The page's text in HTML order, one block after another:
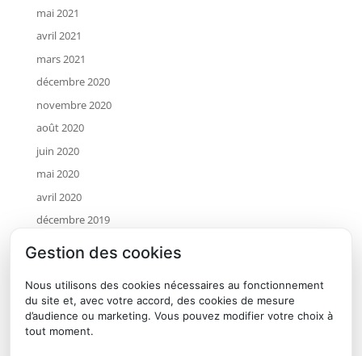
mai 2021
avril 2021
mars 2021
décembre 2020
novembre 2020
août 2020
juin 2020
mai 2020
avril 2020
décembre 2019
novembre 2019
juillet 2019
mai 2019
avril 2019
Gestion des cookies
Nous utilisons des cookies nécessaires au fonctionnement
du site et, avec votre accord, des cookies de mesure
d’audience ou marketing. Vous pouvez modifier votre choix à
tout moment.